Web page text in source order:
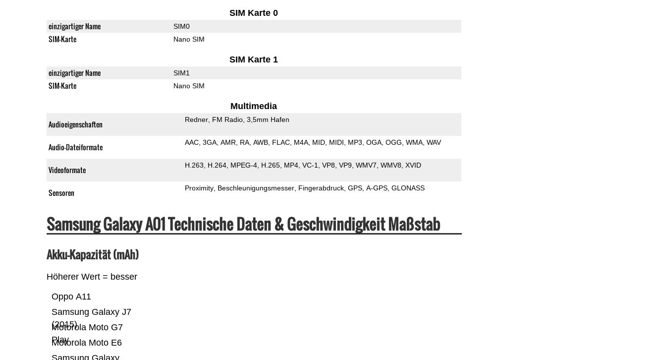
SIM Karte 0
einzigartiger Name SIM0
SIM-Karte Nano SIM
SIM Karte 1
einzigartiger Name SIM1
SIM-Karte Nano SIM
Multimedia
Audioeigenschaften Redner FM Radio 3,5mm Hafen
Audio-Dateiformate AAC 3GA AMR RA AWB FLAC M4A MID MIDI MP3 OGA OGG WMA WAV
Videoformate H.263 H.264 MPEG-4 H.265 MP4 VC-1 VP8 VP9 WMV7 WMV8 XVID
Sensoren Proximity Beschleunigungsmesser Fingerabdruck GPS A-GPS GLONASS
Samsung Galaxy A01 Technische Daten & Geschwindigkeit Maßstab
Akku-Kapazität (mAh)
Höherer Wert = besser
Samsung Galaxy
Motorola Moto E6
Motorola Moto G7
Play
Samsung Galaxy J7
(2015)
Oppo A11